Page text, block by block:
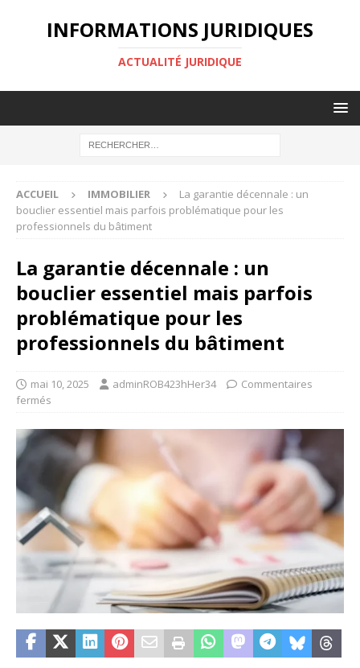
INFORMATIONS JURIDIQUES
ACTUALITÉ JURIDIQUE
ACCUEIL IMMOBILIER
La garantie décennale : un
bouclier essentiel mais parfois problématique pour les
professionnels du bâtiment
La garantie décennale : un
bouclier essentiel mais parfois
problématique pour les
professionnels du bâtiment
mai 10, 2025 adminROB423hHer34
Commentaires
fermés